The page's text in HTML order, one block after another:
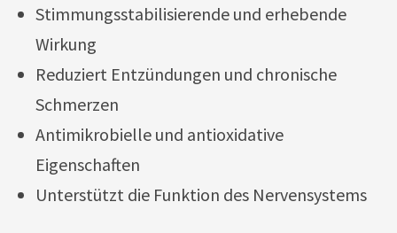
Stimmungsstabilisierende und erhebende
Wirkung
Reduziert Entzündungen und chronische
Schmerzen
Antimikrobielle und antioxidative
Eigenschaften
Unterstützt die Funktion des Nervensystems